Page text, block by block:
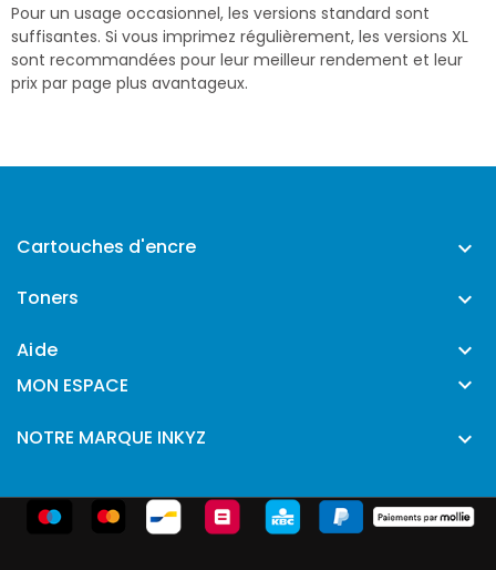
Pour un usage occasionnel, les versions standard sont
suffisantes. Si vous imprimez régulièrement, les versions XL
sont recommandées pour leur meilleur rendement et leur
prix par page plus avantageux.
Cartouches d'encre 
Toners 
Aide 
MON ESPACE 
NOTRE MARQUE INKYZ 